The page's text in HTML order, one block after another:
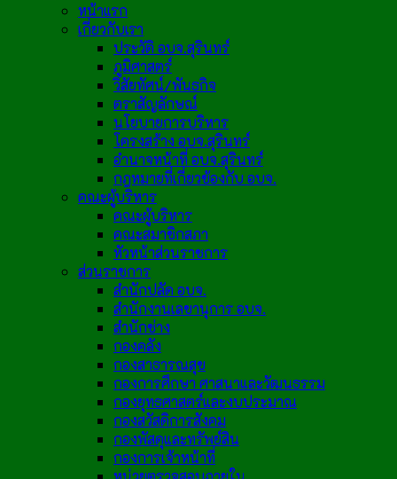
หน้าแรก
เกี่ยวกับเรา
ประวัติ อบจ.สุรินทร์
ภูมิศาสตร์
วิสัยทัศน์/พันธกิจ
ตราสัญลักษณ์
นโยบายการบริหาร
โครงสร้าง อบจ.สุรินทร์
อำนาจหน้าที่ อบจ.สุรินทร์
กฎหมายที่เกี่ยวข้องกับ อบจ.
คณะผู้บริหาร
คณะผู้บริหาร
คณะสมาชิกสภา
หัวหน้าส่วนราชการ
ส่วนราชการ
สำนักปลัด อบจ.
สำนักงานเลขานุการ อบจ.
สำนักช่าง
กองคลัง
กองสาธารณสุข
กองการศึกษา ศาสนาและวัฒนธรรม
กองยุทธศาสตร์และงบประมาณ
กองสวัสดิการสังคม
กองพัสดุและทรัพย์สิน
กองการเจ้าหน้าที่